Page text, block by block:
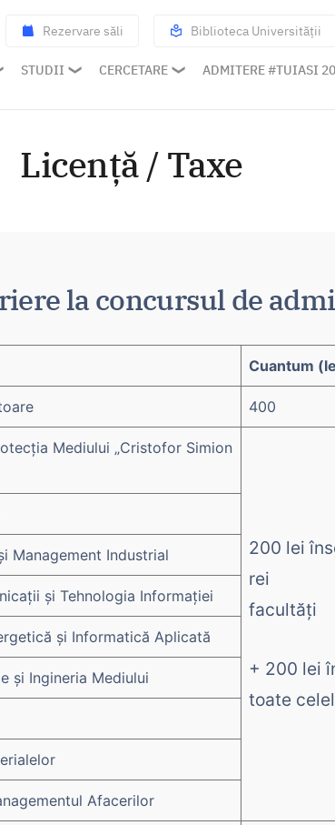
Rezervare săli Biblioteca Universității
STUDII CERCETARE ADMITERE #TUIASI
Licență / Taxe
la concursul de
Cuantum
400
Mediului „Cristofor Simion
200 lei
rei
facultăți
+ 200 lei
toate
Management Industrial
și Tehnologia Informației
și Informatică Aplicată
și Ingineria Mediului
Afacerilor